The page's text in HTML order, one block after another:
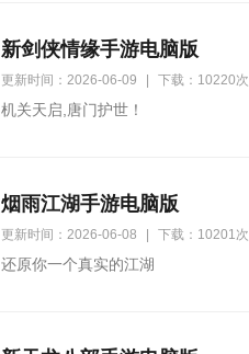
新剑侠情缘手游电脑版
更新时间：2026-06-09 下载：10220次
机关天启,唐门护世！
烟雨江湖手游电脑版
更新时间：2026-06-08 下载：10201次
还原你一个真实的江湖